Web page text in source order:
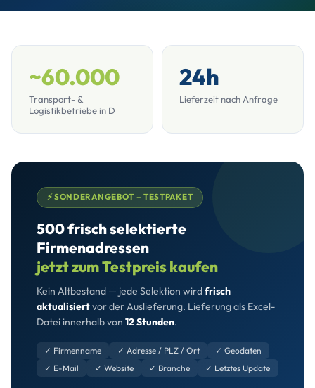
~60.000
Transport- &
Logistikbetriebe in D
24h
Lieferzeit nach Anfrage
⚡ SONDERANGEBOT – TESTPAKET
500 frisch selektierte
Firmenadressen
jetzt zum Testpreis kaufen
Kein Altbestand — jede Selektion wirdfrisch
aktualisiertvor der Auslieferung. Lieferung als Excel-
Datei innerhalb von 12 Stunden.
✓ Firmenname ✓ Adresse / PLZ / Ort
✓ Geodaten
✓ E-Mail
✓ Website ✓ Branche ✓ Letztes Update